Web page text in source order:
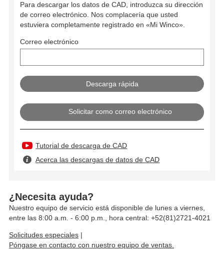
Para descargar los datos de CAD, introduzca su dirección
de correo electrónico. Nos complacería que usted
estuviera completamente registrado en «Mi Winco».
Correo electrónico
Solicitar como correo electrónico
Tutorial de descarga de CAD
Acerca las descargas de datos de CAD
¿Necesita ayuda?
Nuestro equipo de servicio está disponible de lunes a viernes,
entre las 8:00 a.m. - 6:00 p.m., hora central: +52(81)2721-4021
Solicitudes especiales |
Póngase en contacto con nuestro equipo de ventas.